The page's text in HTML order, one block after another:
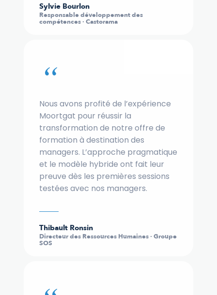
Sylvie Bourlon
Responsable développement des
compétences · Castorama
“
Nous avons profité de l’expérience
Moortgat pour réussir la
transformation de notre offre de
formation à destination des
managers. L’approche pragmatique
et le modèle hybride ont fait leur
preuve dès les premières sessions
testées avec nos managers.
Thibault Ronsin
Directeur des Ressources Humaines · Groupe
SOS